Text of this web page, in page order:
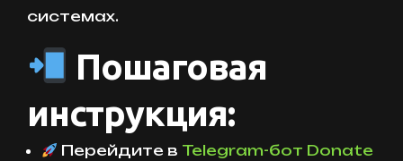
системах.
Пошаговая
инструкция:
Перейдите в Telegram-бот Donate